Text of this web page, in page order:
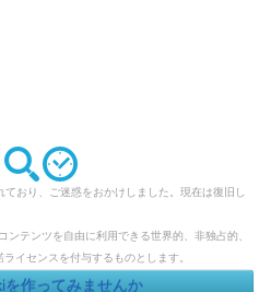
おり、ご迷惑をおかけしました。現在は復旧し
テンツを自由に利用できる世界的、非独占的、
イセンスを付与するものとします。
を作ってみませんか